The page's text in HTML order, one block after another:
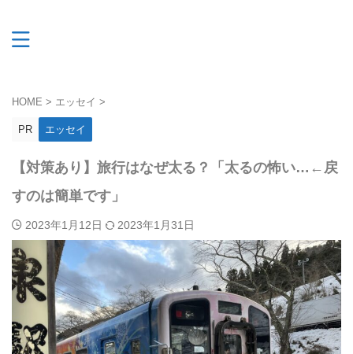
HOME > エッセイ >
PR エッセイ
【対策あり】旅行はなぜ太る？「太るの怖い…←戻
すのは簡単です」
2023年1月12日 2023年1月31日